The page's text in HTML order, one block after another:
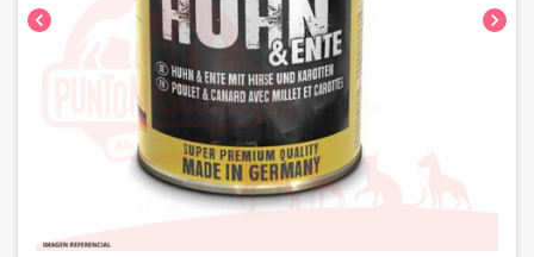
chevron_left chevron_right